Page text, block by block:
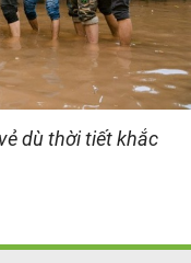
dù thời tiết khắc